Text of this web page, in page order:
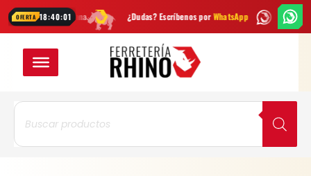
OFERTA 18:40:01
cada semana ¿Dudas? Escríbenos porWhatsApp Envío GRATIS
Búsqueda
productos